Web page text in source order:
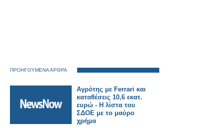
ΠΡΟΗΓΟΥΜΕΝΑ ΑΡΘΡΑ
Αγρότης με Ferrari και
καταθέσεις 10,6 εκατ.
ευρώ - Η λίστα του
ΣΔΟΕ με το μαύρο
χρήμα